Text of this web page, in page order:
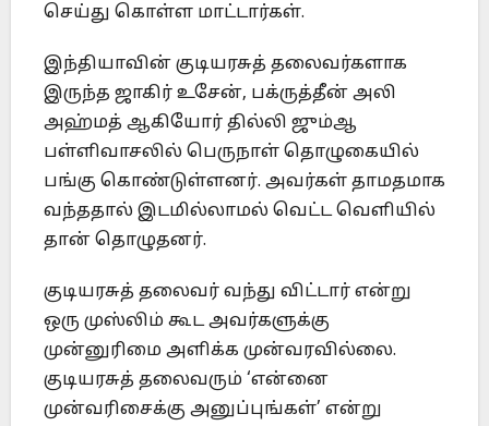
செய்து கொள்ள மாட்டார்கள்.
இந்தியாவின் குடியரசுத் தலைவர்களாக
இருந்த ஜாகிர் உசேன், பக்ருத்தீன் அலி
அஹ்மத் ஆகியோர் தில்லி ஜும்ஆ
பள்ளிவாசலில் பெருநாள் தொழுகையில்
பங்கு கொண்டுள்ளனர். அவர்கள் தாமதமாக
வந்ததால் இடமில்லாமல் வெட்ட வெளியில்
தான் தொழுதனர்.
குடியரசுத் தலைவர் வந்து விட்டார் என்று
ஒரு முஸ்லிம் கூட அவர்களுக்கு
முன்னுரிமை அளிக்க முன்வரவில்லை.
குடியரசுத் தலைவரும் ‘என்னை
முன்வரிசைக்கு அனுப்புங்கள்’ என்று